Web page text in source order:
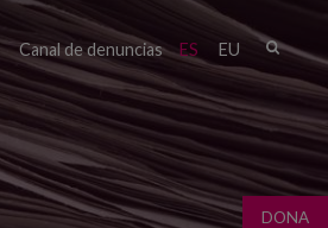
ES EU
Canal de denuncias
DONA